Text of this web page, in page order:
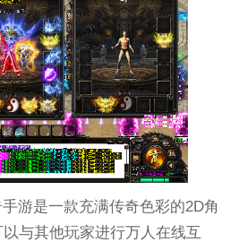
游是一款充满传奇色彩的2D角
与其他玩家进行万人在线互